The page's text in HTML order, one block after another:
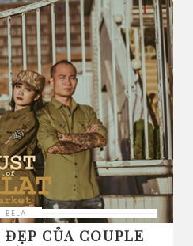
BELA
CỦA COUPLE